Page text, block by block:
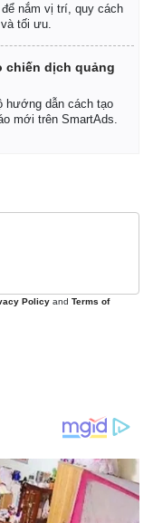
nắm vị trí, quy cách
tối ưu.
chiến dịch quảng
hướng dẫn cách tạo
mới trên SmartAds.
Policy and Terms of